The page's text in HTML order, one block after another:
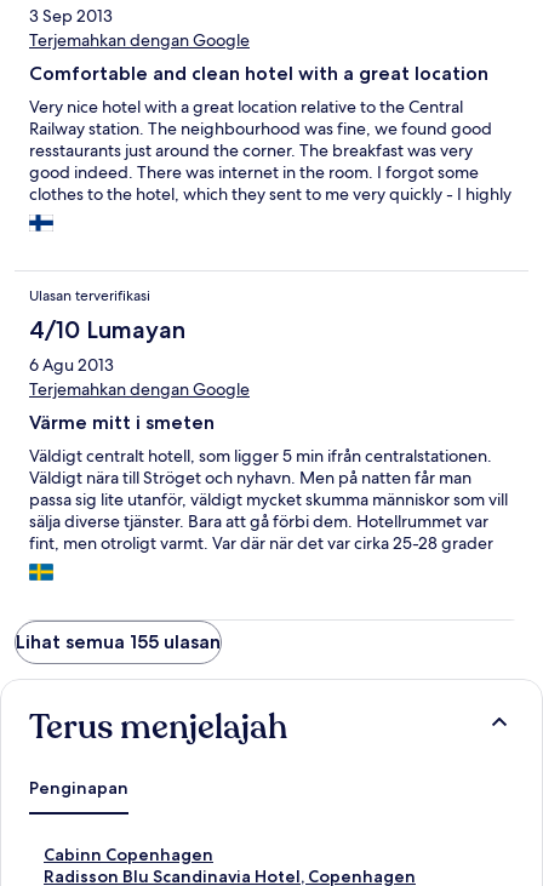
3 Sep 2013
Terjemahkan dengan Google
Comfortable and clean hotel with a great location
Very nice hotel with a great location relative to the Central
Railway station. The neighbourhood was fine, we found good
resstaurants just around the corner. The breakfast was very
good indeed. There was internet in the room. I forgot some
clothes to the hotel, which they sent to me very quickly - I highly
appreciate it! Due to an early leave I asked for a bag breakfast,
which was promised but then forgotten after all.
Ulasan terverifikasi
4/10 Lumayan
6 Agu 2013
Terjemahkan dengan Google
Värme mitt i smeten
Väldigt centralt hotell, som ligger 5 min ifrån centralstationen.
Väldigt nära till Ströget och nyhavn. Men på natten får man
passa sig lite utanför, väldigt mycket skumma människor som vill
sälja diverse tjänster. Bara att gå förbi dem. Hotellrummet var
fint, men otroligt varmt. Var där när det var cirka 25-28 grader
på dagarna, och det var i princip lika varmt inne på rummet, det
fanns ingen AC. Allt vi fick tillgå var en bordsfläkt. Frukosten var
frukostutrymme. Vi skippade frukosten andra morgonen och
köpte egen ute istället, det säger en hel del. Man får vad man
betalar för.
Lihat semua 155 ulasan
Terus menjelajah
Penginapan
Cabinn Copenhagen
T
a
Radisson Blu Scandinavia Hotel, Copenhagen
T